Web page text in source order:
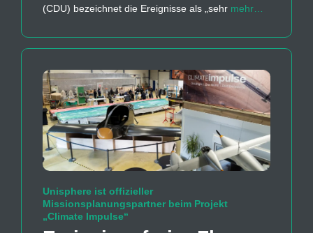
(CDU) bezeichnet die Ereignisse als „sehr mehr…
Unisphere ist offizieller
Missionsplanungspartner beim Projekt
„Climate Impulse“